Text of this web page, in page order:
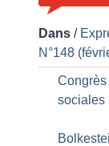
Dans /
N°148
sociales